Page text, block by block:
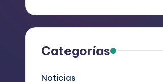
R
e
Categorías
Noticias